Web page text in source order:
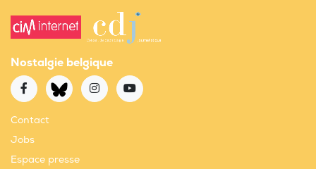
Nostalgie belgique
Contact
Jobs
Espace presse